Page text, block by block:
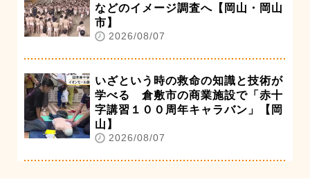
などのイメージ調査へ【岡山・岡山
市】
2026/08/07
いざという時の救命の知識と技術が
学べる 倉敷市の商業施設で「赤十
字講習１００周年キャラバン」【岡
山】
2026/08/07